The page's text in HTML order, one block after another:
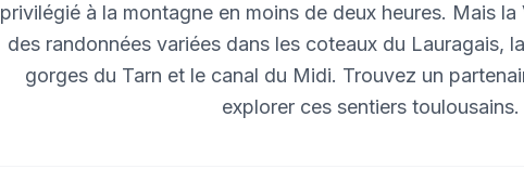
privilégié à la montagne en moins de deux heures. Mais
des randonnées variées dans les coteaux du Lauragais,
gorges du Tarn et le canal du Midi. Trouvez un
explorer ces sentiers toulousains.